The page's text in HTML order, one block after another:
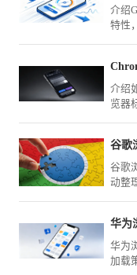
介绍
特性
介绍
览器
谷歌
谷歌
动整
华为
华为
加载